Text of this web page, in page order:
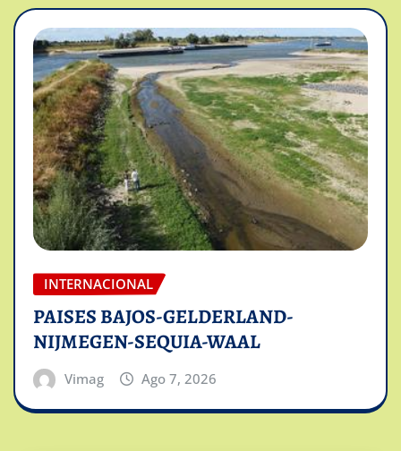
INTERNACIONAL
PAISES BAJOS-GELDERLAND-
NIJMEGEN-SEQUIA-WAAL
Vimag Ago 7, 2026